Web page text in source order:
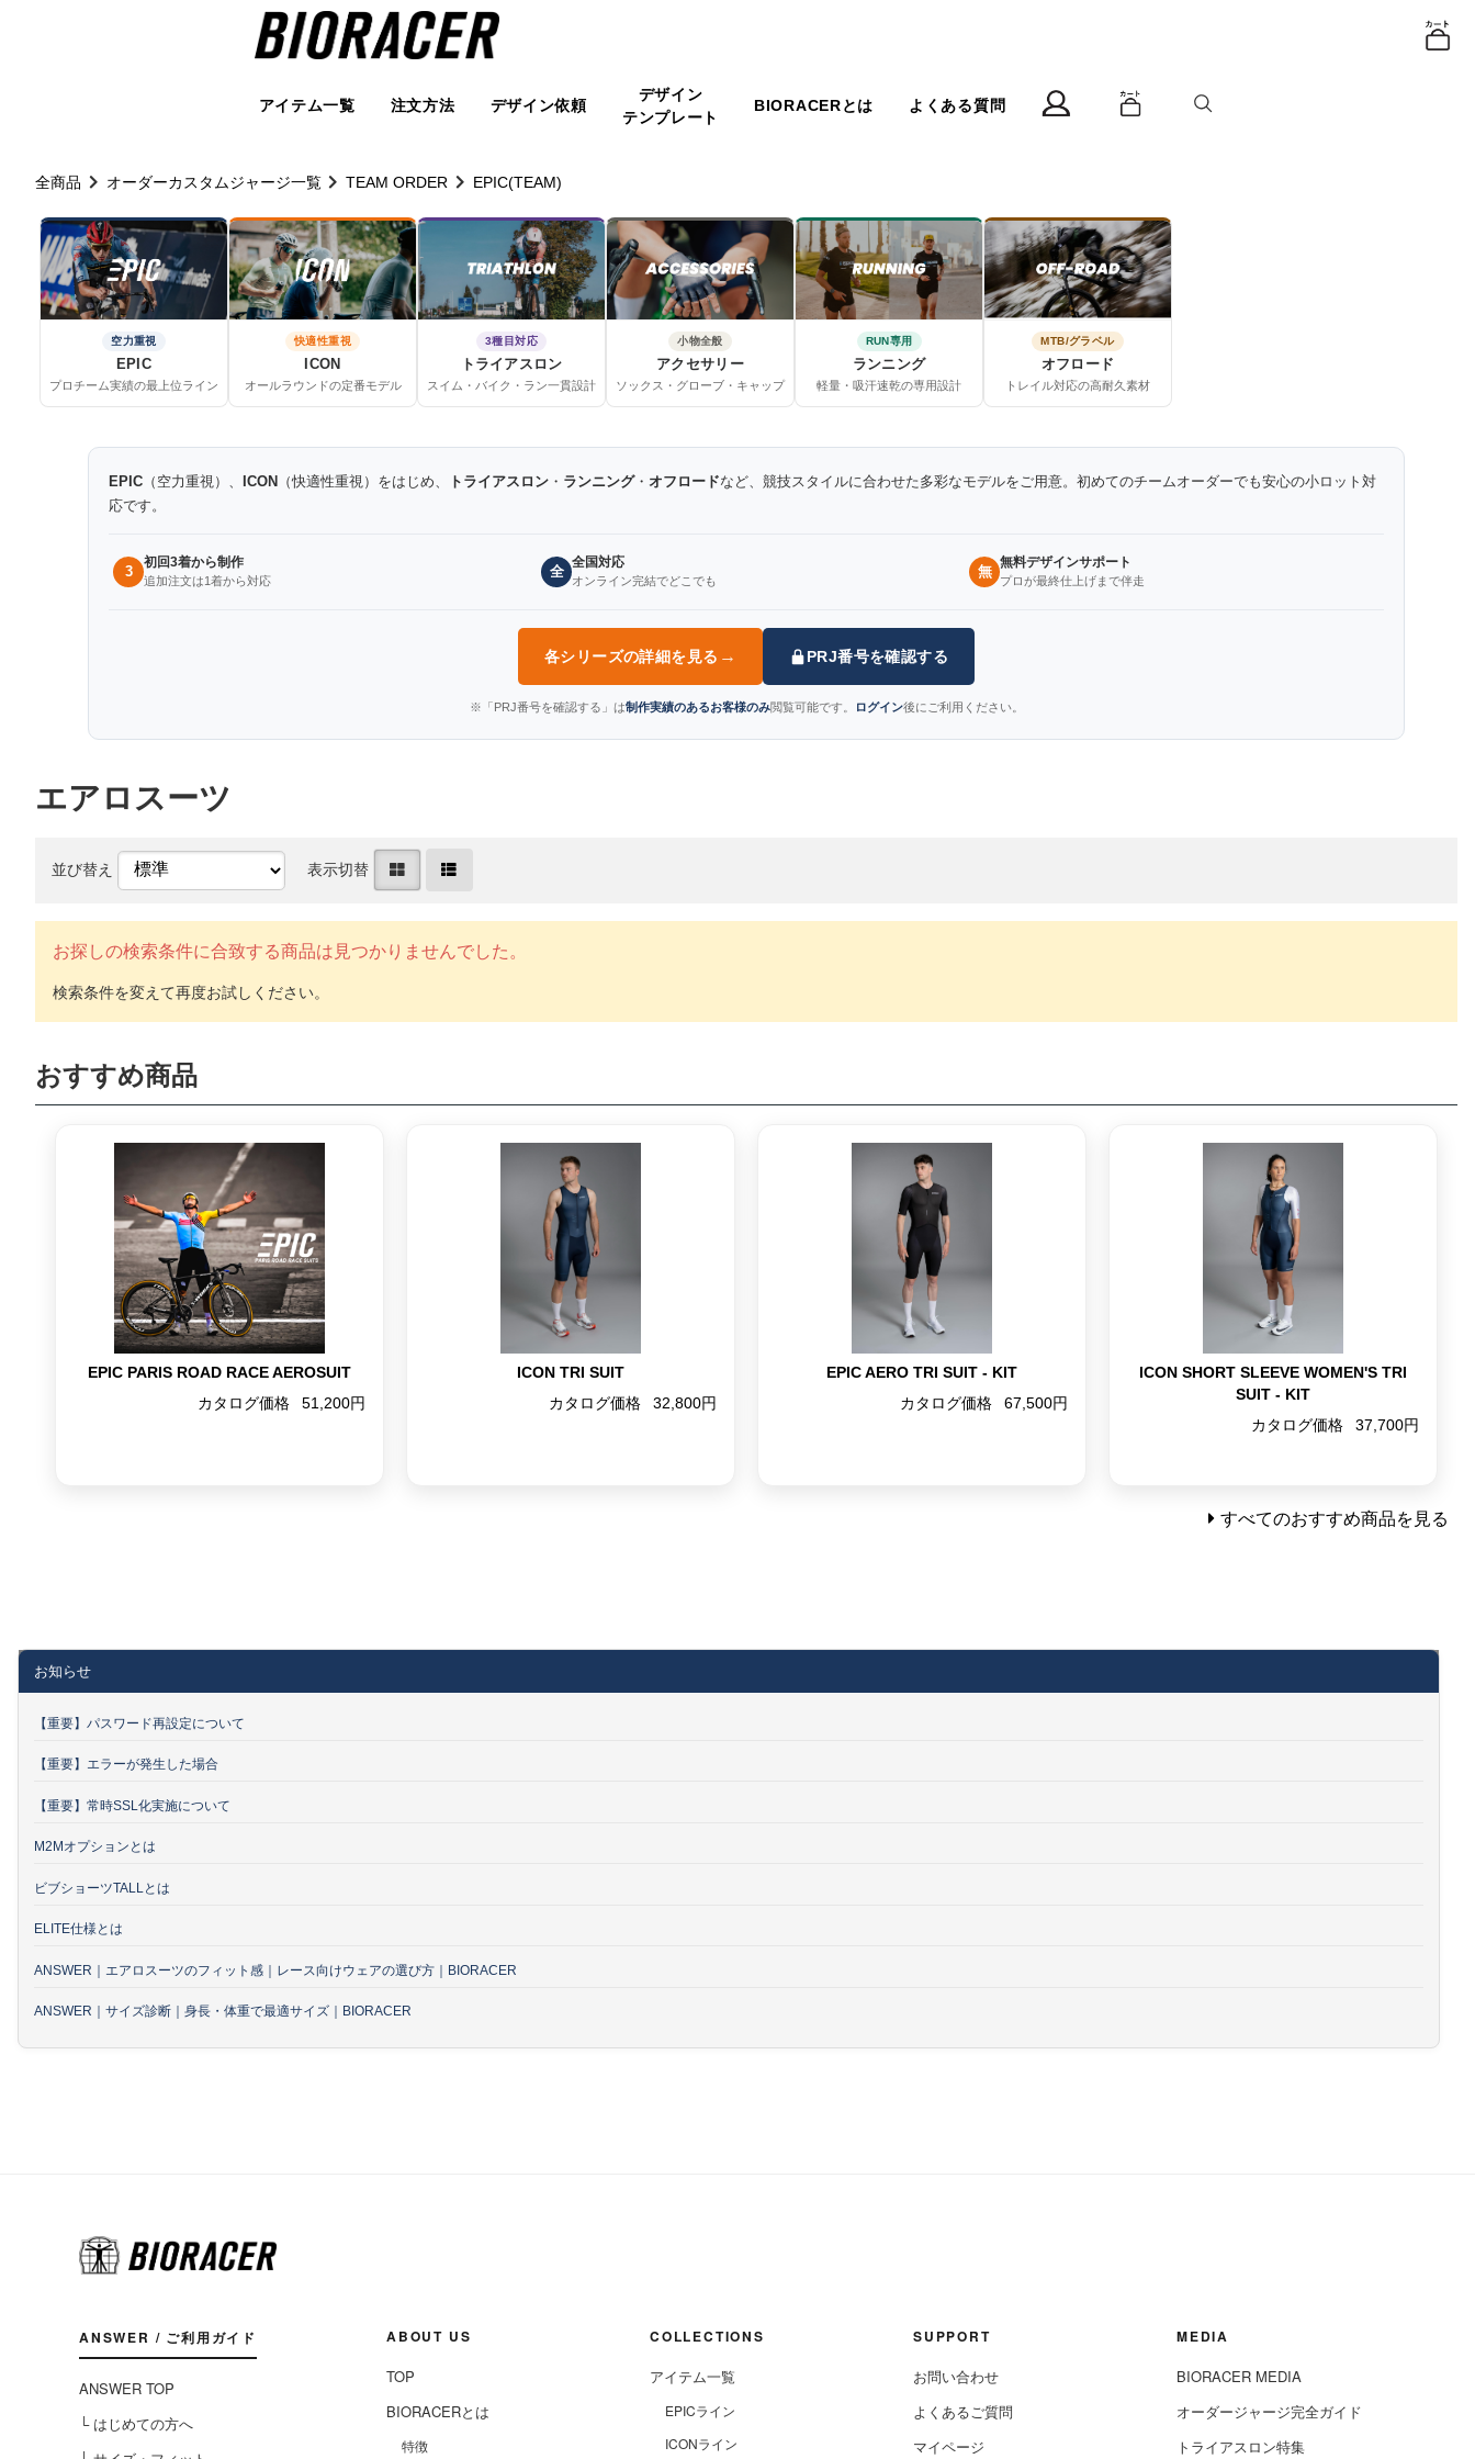
アイテム一覧 注文方法 デザイン依頼
デザイン
テンプレート
BIORACERとは よくある質問
全商品 オーダーカスタムジャージ一覧 TEAM ORDER EPIC(TEAM)
空力重視
EPIC
プロチーム実績の最上位ライン
快適性重視
ICON
オールラウンドの定番モデル
3種目対応
トライアスロン
スイム・バイク・ラン一貫設計
小物全般
アクセサリー
ソックス・グローブ・キャップ
RUN専用
ランニング
軽量・吸汗速乾の専用設計
MTB/グラベル
オフロード
トレイル対応の高耐久素材
EPIC （空力重視）、 ICON （快適性重視）をはじめ、 トライアスロン ・ ランニング・ オフロードなど、競技スタイルに合わせた多彩なモデルをご用意。初めてのチームオーダーでも安心の小ロット対
応です。
3
初回3着から制作
追加注文は1着から対応
全
全国対応
オンライン完結でどこでも
無
無料デザインサポート
プロが最終仕上げまで伴走
各シリーズの詳細を見る → PRJ番号を確認する
※「PRJ番号を確認する」は制作実績のあるお客様のみ閲覧可能です。 ログイン後にご利用ください。
エアロスーツ
並び替え 表示切替
お探しの検索条件に合致する商品は見つかりませんでした。
おすすめ商品
EPIC PARIS ROAD RACE AEROSUIT
カタログ価格
51,200円
ICON TRI SUIT
カタログ価格
32,800円
EPIC AERO TRI SUIT - KIT
カタログ価格
67,500円
ICON SHORT SLEEVE WOMEN'S TRI
SUIT - KIT
カタログ価格
37,700円
すべてのおすすめ商品を見る
お知らせ
【重要】パスワード再設定について
【重要】エラーが発生した場合
【重要】常時SSL化実施について
M2Mオプションとは
ビブショーツTALLとは
ELITE仕様とは
ANSWER｜エアロスーツのフィット感｜レース向けウェアの選び方｜BIORACER
ANSWER｜サイズ診断｜身長・体重で最適サイズ｜BIORACER
ANSWER / ご利用ガイド
ANSWER TOP
└ はじめての方へ
ABOUT US
TOP
BIORACERとは
特徴
COLLECTIONS
アイテム一覧
EPICライン
ICONライン
SUPPORT
お問い合わせ
よくあるご質問
マイページ
MEDIA
BIORACER MEDIA
オーダージャージ完全ガイド
トライアスロン特集